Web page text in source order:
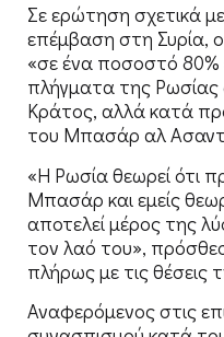
Σε ερώτηση σχετικά
επέμβαση στη Συρία,
«σε ένα ποσοστό
πλήγματα της Ρωσίας
Κράτος, αλλά κατά
του Μπασάρ αλ
«Η Ρωσία θεωρεί ότι
Μπασάρ και εμείς
αποτελεί μέρος της
τον λαό του»,
πλήρως με τις θέσεις
Αναφερόμενος στις